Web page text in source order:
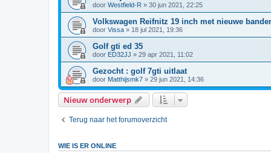
door Westfield-R » 30 jun 2021, 22:25
Volkswagen Reifnitz 19 inch met nieuwe
door Vissa » 18 jul 2021, 19:36
Golf gti ed 35
door ED32JJ » 29 apr 2021, 11:02
Gezocht : golf 7gti uitlaat
door Matthijsmk7 » 29 jun 2021, 14:36
Nieuw onderwerp
Terug naar het forumoverzicht
WIE IS ER ONLINE